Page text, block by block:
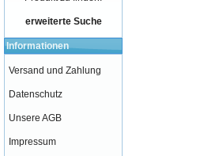
erweiterte Suche
Informationen
Versand und Zahlung
Datenschutz
Unsere AGB
Impressum